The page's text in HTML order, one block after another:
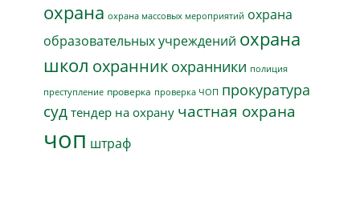
охрана охрана массовых мероприятий охрана
образовательных учреждений охрана
школ охранник охранники полиция
преступление проверка проверка ЧОП прокуратура
суд тендер на охрану частная охрана
чоп штраф